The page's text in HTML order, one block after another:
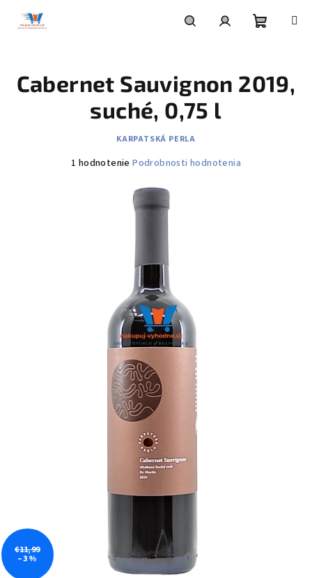
košík
Cabernet Sauvignon 2019,
suché, 0,75 l
KARPATSKÁ PERLA
Priemerné
1 hodnotenie Podrobnosti hodnotenia
€11,99
–3 %